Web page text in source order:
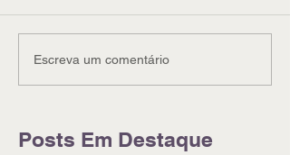
Escreva um comentário
Posts Em Destaque